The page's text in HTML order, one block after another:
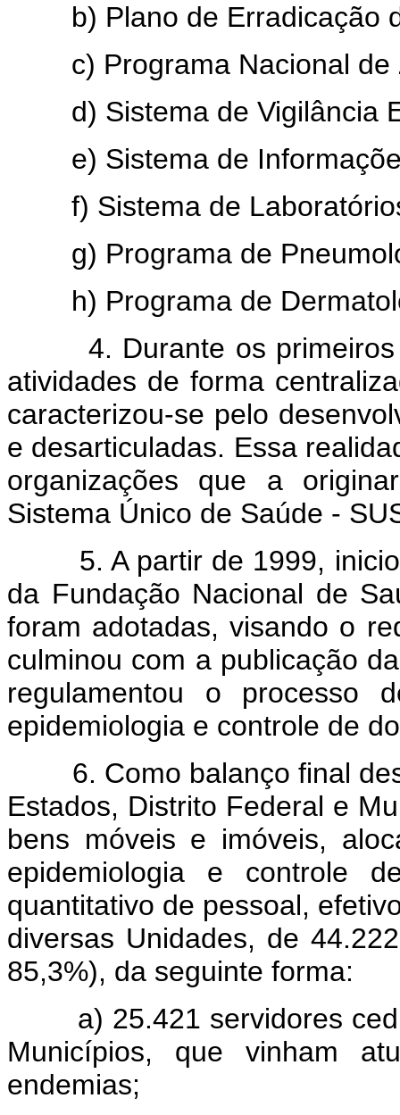
b) Plano de Erradicação
c) Programa Nacional de
d) Sistema de Vigilância
e) Sistema de
f) Sistema de
g) Programa de
h) Programa de
4. Durante os primeiros
atividades de forma
caracterizou-se pelo
e desarticuladas. Essa
organizações que a
Sistema Único de Saúde -
5. A partir de 1999,
da Fundação Nacional de
foram adotadas, visando o
culminou com a publicação
regulamentou o processo
epidemiologia e controle de
6. Como balanço final
Estados, Distrito Federal e
bens móveis e imóveis,
epidemiologia e controle
quantitativo de pessoal,
diversas Unidades, de
85,3%), da seguinte forma:
a) 25.421 servidores
Municípios, que vinham
endemias;